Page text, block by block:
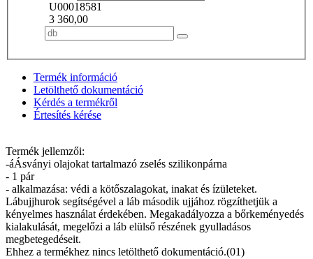
U00018581
3 360,00
Termék információ
Letölthető dokumentáció
Kérdés a termékről
Értesítés kérése
Termék jellemzői:
-áÁsványi olajokat tartalmazó zselés szilikonpárna
- 1 pár
- alkalmazása: védi a kötőszalagokat, inakat és ízületeket.
Lábujjhurok segítségével a láb második ujjához rögzíthetjük a
kényelmes használat érdekében. Megakadályozza a bőrkeményedés
kialakulását, megelőzi a láb elülső részének gyulladásos
megbetegedéseit.
Ehhez a termékhez nincs letölthető dokumentáció.(01)